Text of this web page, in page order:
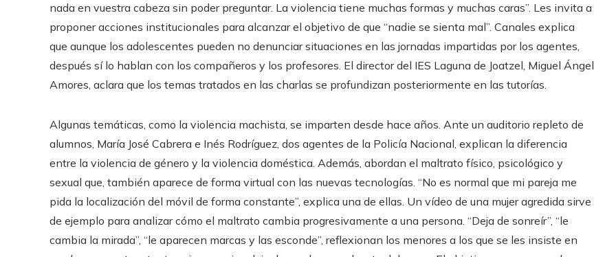
nada en vuestra cabeza sin poder preguntar. La violencia tiene muchas formas y muchas caras”. Les invita a
proponer acciones institucionales para alcanzar el objetivo de que “nadie se sienta mal”. Canales explica
que aunque los adolescentes pueden no denunciar situaciones en las jornadas impartidas por los agentes,
después sí lo hablan con los compañeros y los profesores. El director del IES Laguna de Joatzel, Miguel Ángel
Amores, aclara que los temas tratados en las charlas se profundizan posteriormente en las tutorías.
Algunas temáticas, como la violencia machista, se imparten desde hace años. Ante un auditorio repleto de
alumnos, María José Cabrera e Inés Rodríguez, dos agentes de la Policía Nacional, explican la diferencia
entre la violencia de género y la violencia doméstica. Además, abordan el maltrato físico, psicológico y
sexual que, también aparece de forma virtual con las nuevas tecnologías. “No es normal que mi pareja me
pida la localización del móvil de forma constante”, explica una de ellas. Un vídeo de una mujer agredida sirve
de ejemplo para analizar cómo el maltrato cambia progresivamente a una persona. “Deja de sonreír”, “le
cambia la mirada”, “le aparecen marcas y las esconde”, reflexionan los menores a los que se les insiste en